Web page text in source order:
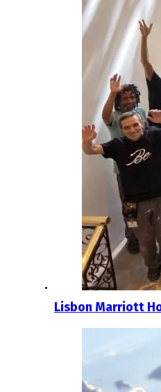
Lisbon Marriott